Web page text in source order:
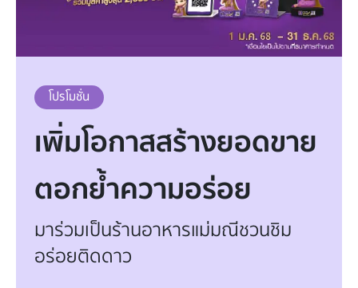
โปรโมชั่น
เพิ่มโอกาสสร้างยอดขาย
ตอกย้ำความอร่อย
มาร่วมเป็นร้านอาหารแม่มณีชวนชิม
อร่อยติดดาว